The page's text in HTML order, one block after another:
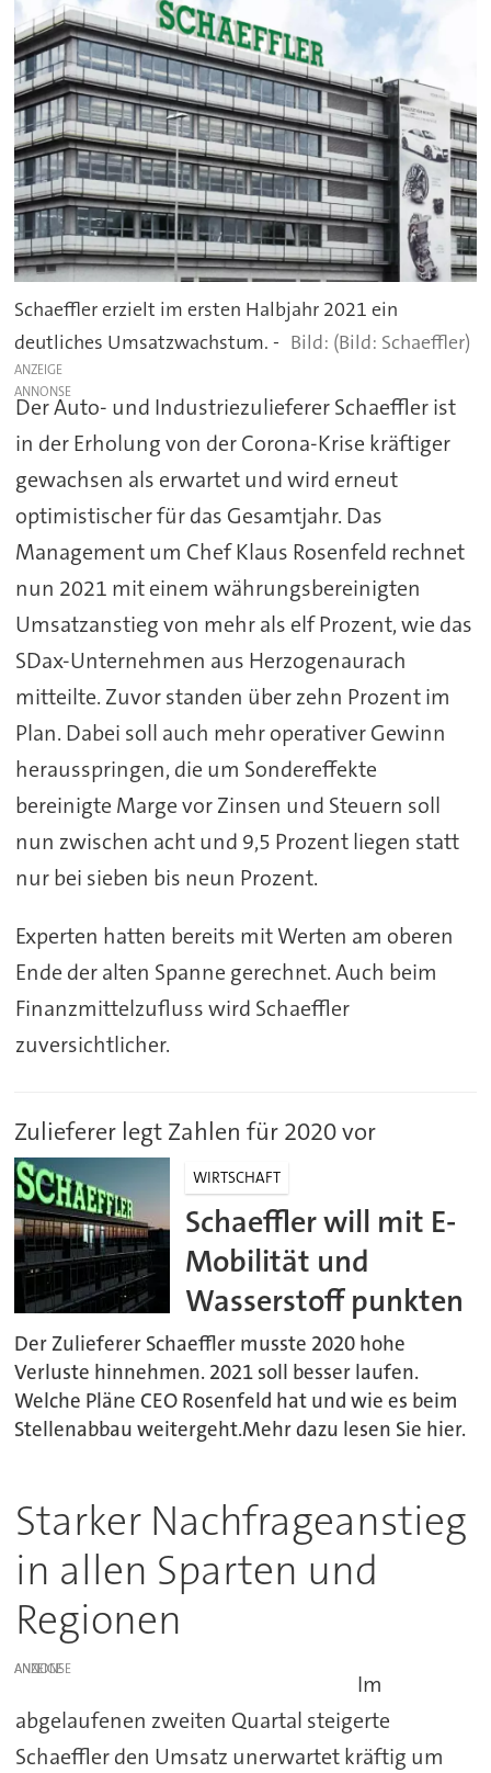
Schaeffler erzielt im ersten Halbjahr 2021 ein
deutliches Umsatzwachstum. -
(Bild: Schaeffler)
ANZEIGE
Der Auto- und Industriezulieferer Schaeffler ist
in der Erholung von der Corona-Krise kräftiger
gewachsen als erwartet und wird erneut
optimistischer für das Gesamtjahr. Das
Management um Chef Klaus Rosenfeld rechnet
nun 2021 mit einem währungsbereinigten
Umsatzanstieg von mehr als elf Prozent, wie das
SDax-Unternehmen aus Herzogenaurach
mitteilte. Zuvor standen über zehn Prozent im
Plan. Dabei soll auch mehr operativer Gewinn
herausspringen, die um Sondereffekte
bereinigte Marge vor Zinsen und Steuern soll
nun zwischen acht und 9,5 Prozent liegen statt
nur bei sieben bis neun Prozent.
Experten hatten bereits mit Werten am oberen
Ende der alten Spanne gerechnet. Auch beim
Finanzmittelzufluss wird Schaeffler
zuversichtlicher.
Zulieferer legt Zahlen für 2020 vor
WIRTSCHAFT
Schaeffler will mit E-
Mobilität und
Wasserstoff punkten
Der Zulieferer Schaeffler musste 2020 hohe
Verluste hinnehmen. 2021 soll besser laufen.
Welche Pläne CEO Rosenfeld hat und wie es beim
Stellenabbau weitergeht.Mehr dazu lesen Sie hier.
Starker Nachfrageanstieg
in allen Sparten und
Regionen
ANZEIGE
Im
abgelaufenen zweiten Quartal steigerte
Schaeffler den Umsatz unerwartet kräftig um